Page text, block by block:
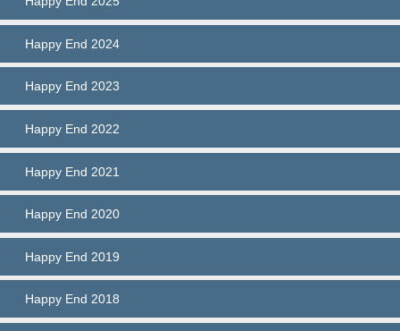
Happy End 2024
Happy End 2023
Happy End 2022
Happy End 2021
Happy End 2020
Happy End 2019
Happy End 2018